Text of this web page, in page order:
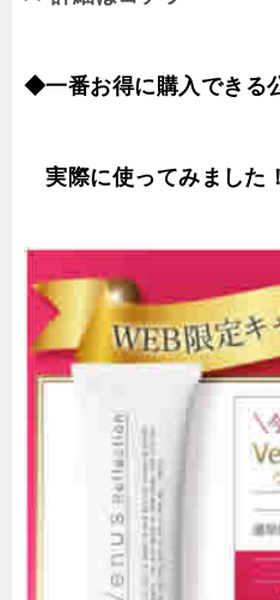
◆一番お得に購入できる
実際に使ってみました！